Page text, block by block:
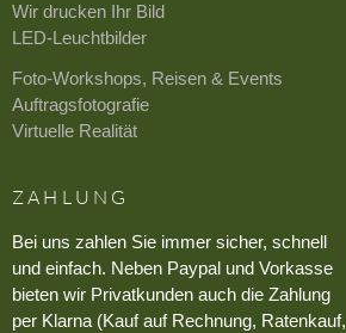
Wir drucken Ihr Bild
LED-Leuchtbilder
Foto-Workshops, Reisen & Events
Auftragsfotografie
Virtuelle Realität
ZAHLUNG
Bei uns zahlen Sie immer sicher, schnell
und einfach. Neben Paypal und Vorkasse
bieten wir Privatkunden auch die Zahlung
per Klarna (Kauf auf Rechnung, Ratenkauf,